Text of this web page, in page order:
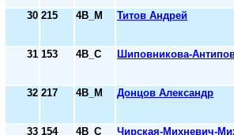
30 215 4В_М Титов Андрей
31 153 4В_С Шиповникова-
32 217 4В_М Донцов Александр
33 154 4В_С Чирская-Михневич-